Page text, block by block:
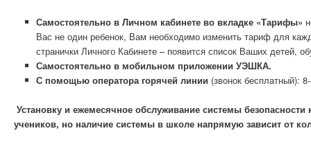
Самостоятельно в Личном кабинете во вкладке «Тарифы»
Вас не один ребенок, Вам необходимо изменить тариф для
странички Личного Кабинете – появится список Ваших детей,
Самостоятельно в мобильном приложении УЭШКА.
С помощью оператора горячей линии (звонок бесплатный):
Установку и ежемесячное обслуживание системы
учеников, но наличие системы в школе напрямую зависит от